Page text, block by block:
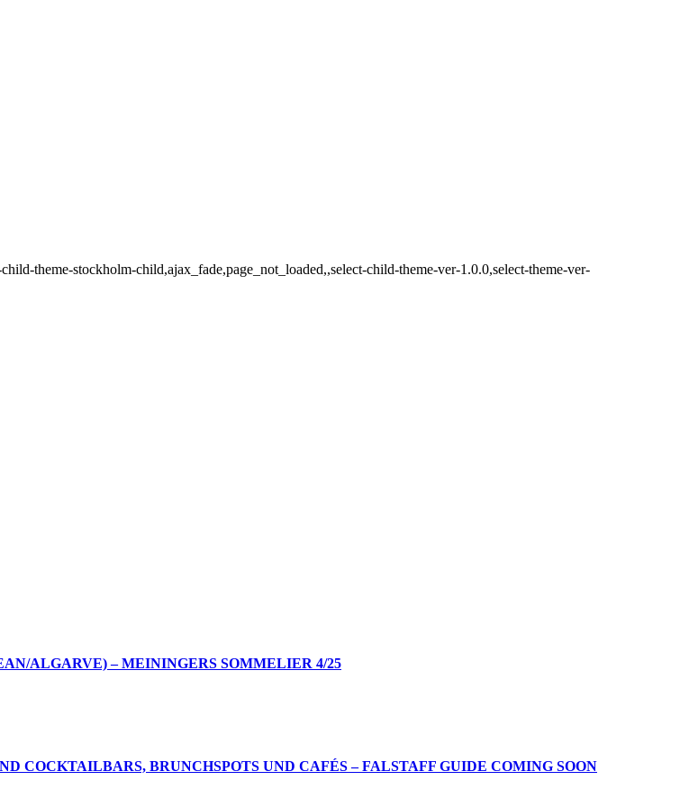
theme-stockholm-child,ajax_fade,page_not_loaded,,select-child-theme-ver-1.0.0,select-theme-ver-
ALGARVE) – MEININGERS SOMMELIER 4/25
COCKTAILBARS, BRUNCHSPOTS UND CAFÉS – FALSTAFF GUIDE COMING SOON